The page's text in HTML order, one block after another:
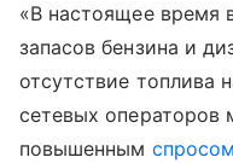
«В настоящее время
запасов бензина и
отсутствие топлива
сетевых операторов
повышенным спросом